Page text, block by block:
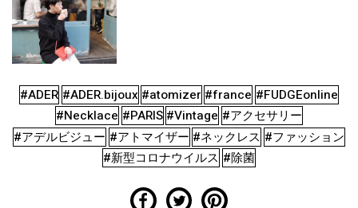
#ADER #ADER.bijoux #atomizer #france #FUDGEonline
#Necklace #PARIS #Vintage #アクセサリー
#アデルビジュー #アトマイザー #ネックレス #ファッション
#新型コロナウイルス #除菌